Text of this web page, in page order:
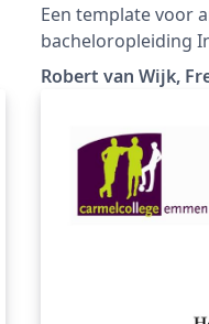
Een template voor
bacheloropleiding
Universiteit van
Robert van Wijk,